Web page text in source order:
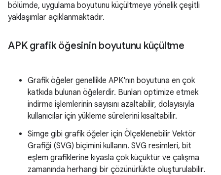
bölümde, uygulama boyutunu küçültmeye yönelik çeşitli
yaklaşımlar açıklanmaktadır.
APK grafik öğesinin boyutunu küçültme
Grafik öğeler genellikle APK'nın boyutuna en çok
katkıda bulunan öğelerdir. Bunları optimize etmek
indirme işlemlerinin sayısını azaltabilir, dolayısıyla
kullanıcılar için yükleme sürelerini kısaltabilir.
Simge gibi grafik öğeler için Ölçeklenebilir Vektör
Grafiği (SVG) biçimini kullanın. SVG resimleri, bit
eşlem grafiklerine kıyasla çok küçüktür ve çalışma
zamanında herhangi bir çözünürlükte oluşturulabilir.